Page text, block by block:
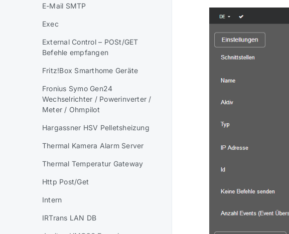
E-Mail SMTP
Exec
External Control – POSt/GET
Befehle empfangen
Fritz!Box Smarthome Geräte
Fronius Symo Gen24
Wechselrichter / Powerinverter /
Meter / Ohmpilot
Hargassner HSV Pelletsheizung
Thermal Kamera Alarm Server
Thermal Temperatur Gateway
Http Post/Get
Intern
IRTrans LAN DB